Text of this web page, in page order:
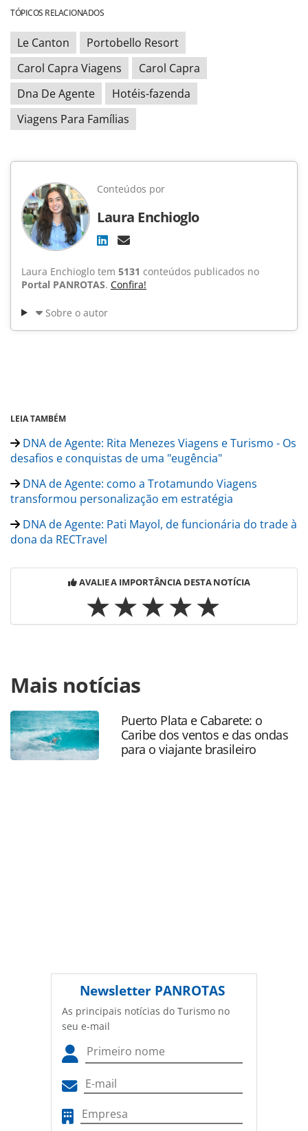
TÓPICOS RELACIONADOS
Le Canton
Portobello Resort
Carol Capra Viagens
Carol Capra
Dna De Agente
Hotéis-fazenda
Viagens Para Famílias
Conteúdos por
Laura Enchioglo
Laura Enchioglo tem 5131 conteúdos publicados no
Portal PANROTAS. Confira!
Sobre o autor
LEIA TAMBÉM
DNA de Agente: Rita Menezes Viagens e Turismo - Os
desafios e conquistas de uma "eugência"
DNA de Agente: como a Trotamundo Viagens
transformou personalização em estratégia
DNA de Agente: Pati Mayol, de funcionária do trade à
dona da RECTravel
AVALIE A IMPORTÂNCIA DESTA NOTÍCIA
https://www.panrotas.com.br/dna-de-agente/agencias-de-
viagens/2026/07/dna-de-agente-como-a-carol-capra-
viagens-encontrou-na-pandemia-uma-oportunidade-de-
vendas_229853.html ou as ferramentas oferecidas na
página. Todo o conteúdo produzido pela PANROTAS
Editora é protegido pela legislação brasileira sobre direito
Mais notícias
Puerto Plata e Cabarete: o
Caribe dos ventos e das ondas
para o viajante brasileiro
Newsletter PANROTAS
As principais notícias do Turismo no
seu e-mail